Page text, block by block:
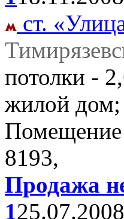
ст.
потолки -
жилой дом;
8193,
Продажа
125.07.2008